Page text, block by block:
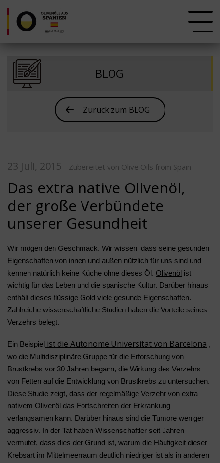
BLOG
Zurück zum BLOG
23 Juli, 2015 - Zubereitet von Olive Oils from Spain
Das extra native Olivenöl,
der große Verbündete
unserer Gesundheit
Wir mögen den Geschmack. Wir wissen, dass seine gesunden
Eigenschaften von innen und außen nützlich für uns sind und
kennen natürlich keine Küche ohne dieses Öl. Olivenöl ist
wichtig für das Leben und die spanische Kultur. Darüber hinaus
enthält dieses flüssige Gold viele gesunde Eigenschaften.
Zahlreiche wissenschaftliche Studien haben die Vorteile seines
Verzehrs belegt.
Ein Beispiel ist die Autonome Universität von Barcelona ,
wo die Multidisziplinäre Gruppe für die Erforschung von
Brustkrebs vor 30 Jahren begann, die Wirkung des Verzehrs
von Fetten auf die Entwicklung von Brustkrebs zu untersuchen.
Diese Studie zeigt, dass der regelmäßige Verzehr von extra
nativem Olivenöl das Fortschreiten der Erkrankung
verlangsamen kann. Darüber hinaus sind die Tumore weniger
aggressiv. In der Tat haben Wissenschaftler seit Jahren
vermutet, dass dies der Grund ist, warum die Häufigkeit dieser
Krebsart im Mittelmeerraum deutlich niedriger ist als in anderen